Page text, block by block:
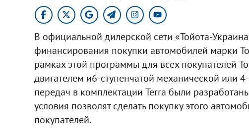
В официальной дилерской сети «Тойота-
финансирования покупки автомобилей марки
рамках этой программы для всех покупателей
двигателем и6-ступенчатой механической или
передач в комплектации Terra были
условия позволят сделать покупку этого
покупателей.